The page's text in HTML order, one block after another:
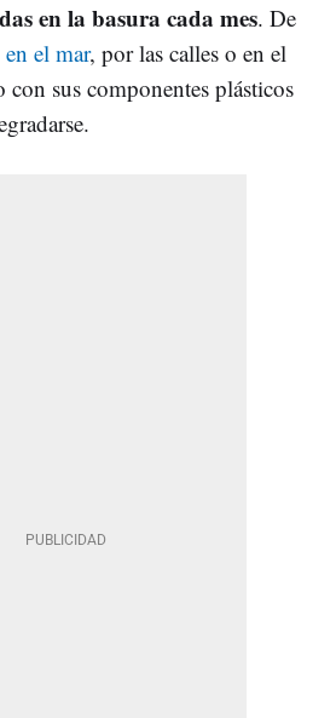
en la basura cada mes. De
en el mar, por las calles o en el
sus componentes plásticos